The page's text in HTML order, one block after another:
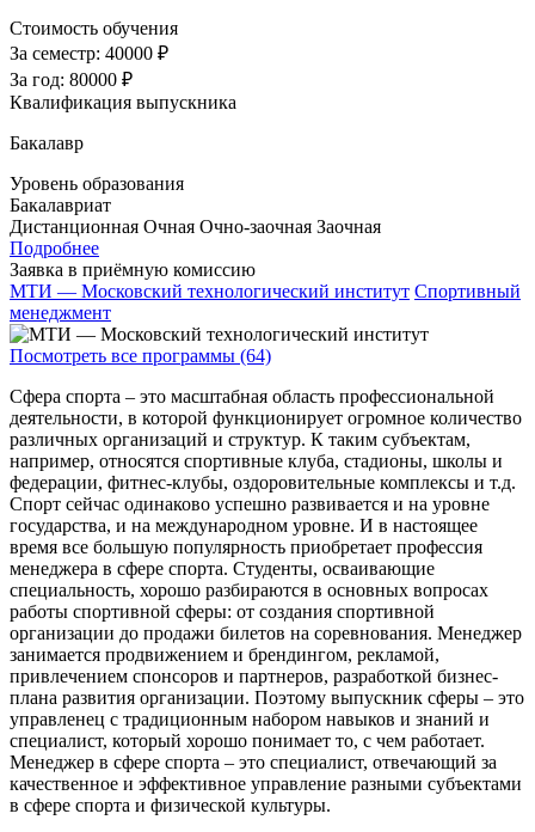
Стоимость обучения
За семестр: 40000 ₽
За год: 80000 ₽
Квалификация выпускника
Бакалавр
Уровень образования
Бакалавриат
Дистанционная Очная Очно-заочная Заочная
Подробнее
Заявка в приёмную комиссию
МТИ — Московский технологический институт Спортивный
менеджмент
Посмотреть все программы (64)
Сфера спорта – это масштабная область профессиональной
деятельности, в которой функционирует огромное количество
различных организаций и структур. К таким субъектам,
например, относятся спортивные клуба, стадионы, школы и
федерации, фитнес-клубы, оздоровительные комплексы и т.д.
Спорт сейчас одинаково успешно развивается и на уровне
государства, и на международном уровне. И в настоящее
время все большую популярность приобретает профессия
менеджера в сфере спорта. Студенты, осваивающие
специальность, хорошо разбираются в основных вопросах
работы спортивной сферы: от создания спортивной
организации до продажи билетов на соревнования. Менеджер
занимается продвижением и брендингом, рекламой,
привлечением спонсоров и партнеров, разработкой бизнес-
плана развития организации. Поэтому выпускник сферы – это
управленец с традиционным набором навыков и знаний и
специалист, который хорошо понимает то, с чем работает.
Менеджер в сфере спорта – это специалист, отвечающий за
качественное и эффективное управление разными субъектами
в сфере спорта и физической культуры.